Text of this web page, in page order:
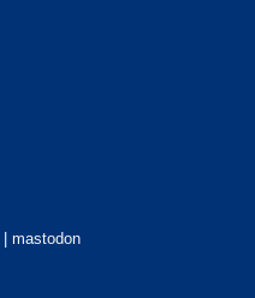
mastodon